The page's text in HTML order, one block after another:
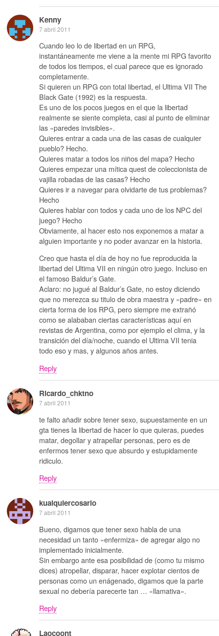
Kenny
7 abril 2011
Cuando leo lo de libertad en un RPG,
instantáneamente me viene a la mente mi RPG favorito
de todos los tiempos, el cual parece que es ignorado
completamente.
Si quieren un RPG con total libertad, el Ultima VII The
Black Gate (1992) es la respuesta.
Es uno de los pocos juegos en el que la libertad
realmente se siente completa, casi al punto de eliminar
las «paredes invisibles».
Quieres entrar a cada una de las casas de cualquier
pueblo? Hecho.
Quieres matar a todos los niños del mapa? Hecho
Quieres empezar una mítica quest de coleccionista de
vajilla robadas de las casas? Hecho
Quieres ir a navegar para olvidarte de tus problemas?
Hecho
Quieres hablar con todos y cada uno de los NPC del
juego? Hecho
Obviamente, al hacer esto nos exponemos a matar a
alguien importante y no poder avanzar en la historia.
Creo que hasta el día de hoy no fue reproducida la
libertad del Ultima VII en ningún otro juego. Incluso en
el famoso Baldur’s Gate.
Aclaro: no jugué al Baldur’s Gate, no estoy diciendo
que no merezca su titulo de obra maestra y «padre» en
cierta forma de los RPG, pero siempre me extrañó
como se alababan ciertas características aquí en
revistas de Argentina, como por ejemplo el clima, y la
transición del día/noche, cuando el Ultima VII tenia
todo eso y mas, y algunos años antes.
Reply
Ricardo_chktno
7 abril 2011
te falto añadir sobre tener sexo, supuestamente en un
gta tienes la libertad de hacer lo que quieras, puedes
matar, degollar y atrapellar personas, pero es de
enfermos tener sexo que absurdo y estupidamente
ridiculo.
Reply
kualquiercosario
7 abril 2011
Bueno, digamos que tener sexo habla de una
necesidad un tanto «enfermiza» de agregar algo no
implementado inicialmente.
Sin embargo ante esa posibilidad de (como tu mismo
dices) atropellar, disparar, hacer explotar cientos de
personas como un enágenado, digamos que la parte
sexual no debería parecerte tan … «llamativa».
Reply
Laocoont